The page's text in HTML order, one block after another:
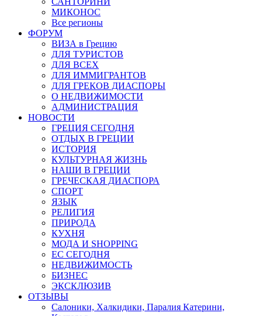
МИКОНОС
Все регионы
ФОРУМ
ВИЗА в Грецию
ДЛЯ ТУРИСТОВ
ДЛЯ ВСЕХ
ДЛЯ ИММИГРАНТОВ
ДЛЯ ГРЕКОВ ДИАСПОРЫ
О НЕДВИЖИМОСТИ
АДМИНИСТРАЦИЯ
НОВОСТИ
ГРЕЦИЯ СЕГОДНЯ
ОТДЫХ В ГРЕЦИИ
ИСТОРИЯ
КУЛЬТУРНАЯ ЖИЗНЬ
НАШИ В ГРЕЦИИ
ГРЕЧЕСКАЯ ДИАСПОРА
СПОРТ
ЯЗЫК
РЕЛИГИЯ
ПРИРОДА
КУХНЯ
МОДА И SHOPPING
ЕС СЕГОДНЯ
НЕДВИЖИМОСТЬ
БИЗНЕС
ЭКСКЛЮЗИВ
ОТЗЫВЫ
Салоники, Халкидики, Паралия Катерини,